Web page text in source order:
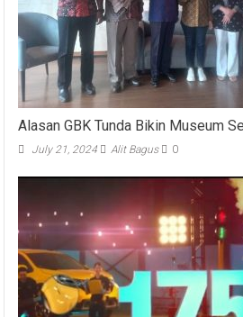
Alasan GBK Tunda Bikin Museum
July 21, 2024 Alit Bagus 0